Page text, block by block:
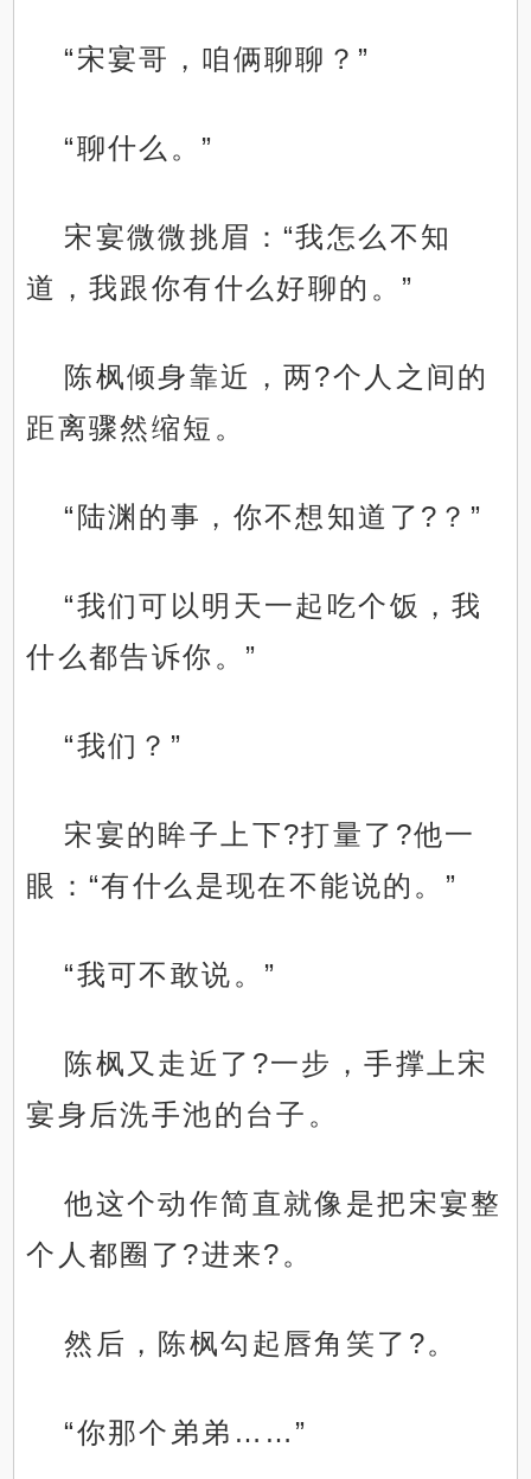
“宋宴哥，咱俩聊聊？”
“聊什么。”
宋宴微微挑眉：“我怎么不知
道，我跟你有什么好聊的。”
陈枫倾身靠近，两?个人之间的
距离骤然缩短。
“陆渊的事，你不想知道了?？”
“我们可以明天一起吃个饭，我
什么都告诉你。”
“我们？”
宋宴的眸子上下?打量了?他一
眼：“有什么是现在不能说的。”
“我可不敢说。”
陈枫又走近了?一步，手撑上宋
宴身后洗手池的台子。
他这个动作简直就像是把宋宴整
个人都圈了?进来?。
然后，陈枫勾起唇角笑了?。
“你那个弟弟……”